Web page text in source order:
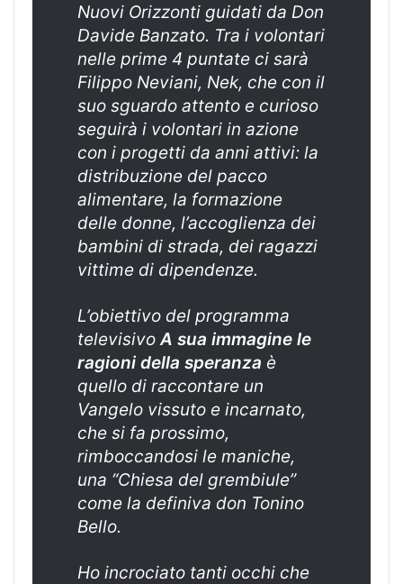
Nuovi Orizzonti guidati da Don
Davide Banzato. Tra i volontari
nelle prime 4 puntate ci sarà
Filippo Neviani, Nek, che con il
suo sguardo attento e curioso
seguirà i volontari in azione
con i progetti da anni attivi: la
distribuzione del pacco
alimentare, la formazione
delle donne, l’accoglienza dei
bambini di strada, dei ragazzi
vittime di dipendenze.
L’obiettivo del programma
televisivo A sua immagine le
ragioni della speranza è
quello di raccontare un
Vangelo vissuto e incarnato,
che si fa prossimo,
rimboccandosi le maniche,
una “Chiesa del grembiule”
come la definiva don Tonino
Bello.
Ho incrociato tanti occhi che